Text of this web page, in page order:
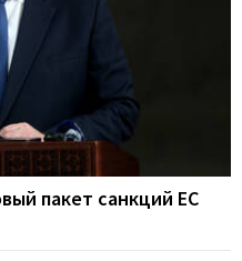
пакет санкций ЕС